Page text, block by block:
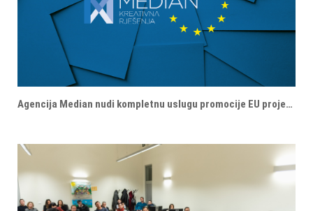
Agencija Median nudi kompletnu uslugu promocije EU projekata!